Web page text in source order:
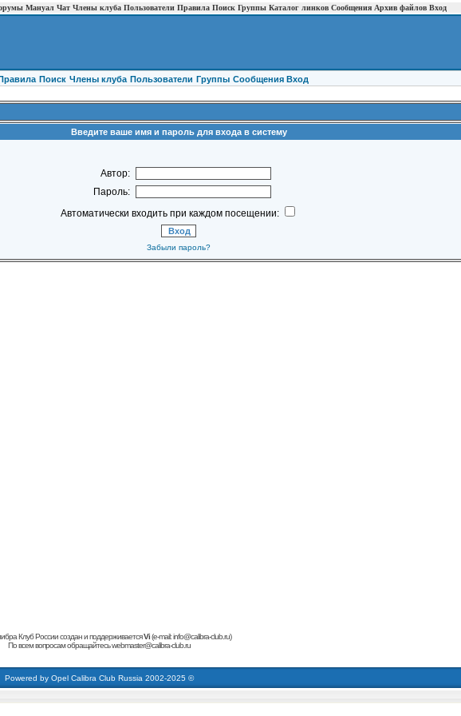
Мануал Чат Члены клуба Пользователи Правила Поиск Группы Каталог линков Сообщения Архив файлов Вход
Поиск Члены клуба Пользователи Группы Cообщения Вход
Введите ваше имя и пароль для входа в систему
Автор:
Пароль:
Автоматически входить при каждом посещении:
Забыли пароль?
Клуб России создан и поддерживаетсяVi(e-mail:info@calibra-club.ru)
По всем вопросам обращайтесьwebmaster@calibra-club.ru
Powered by Opel Calibra Club Russia 2002-2025 ©